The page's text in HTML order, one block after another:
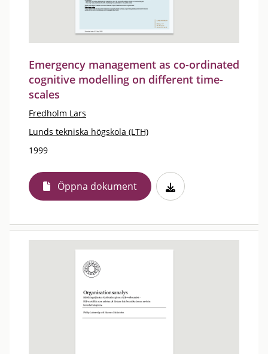
Emergency management as co-ordinated
cognitive modelling on different time-
scales
Fredholm Lars
Lunds tekniska högskola (LTH)
1999
Öppna dokument